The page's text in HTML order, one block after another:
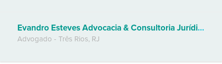
Evandro Esteves Advocacia & Consultoria Jurídica
Advogado - Três Rios, RJ